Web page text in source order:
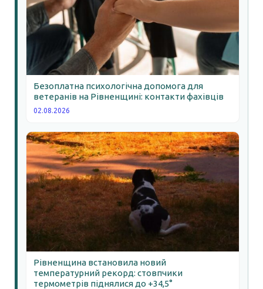
Безоплатна психологічна допомога для
ветеранів на Рівненщині: контакти фахівців
02.08.2026
Рівненщина встановила новий
температурний рекорд: стовпчики
термометрів піднялися до +34,5°